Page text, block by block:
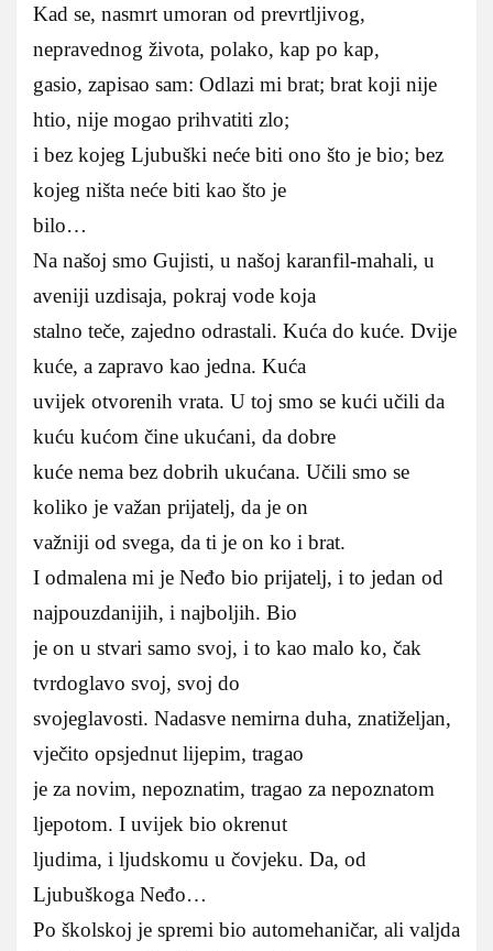
Kad se, nasmrt umoran od prevrtljivog,
nepravednog života, polako, kap po kap,
gasio, zapisao sam: Odlazi mi brat; brat koji nije
htio, nije mogao prihvatiti zlo;
i bez kojeg Ljubuški neće biti ono što je bio; bez
kojeg ništa neće biti kao što je
bilo…
Na našoj smo Gujisti, u našoj karanfil-mahali, u
aveniji uzdisaja, pokraj vode koja
stalno teče, zajedno odrastali. Kuća do kuće. Dvije
kuće, a zapravo kao jedna. Kuća
uvijek otvorenih vrata. U toj smo se kući učili da
kuću kućom čine ukućani, da dobre
kuće nema bez dobrih ukućana. Učili smo se
koliko je važan prijatelj, da je on
važniji od svega, da ti je on ko i brat.
I odmalena mi je Neđo bio prijatelj, i to jedan od
najpouzdanijih, i najboljih. Bio
je on u stvari samo svoj, i to kao malo ko, čak
tvrdoglavo svoj, svoj do
svojeglavosti. Nadasve nemirna duha, znatiželjan,
vječito opsjednut lijepim, tragao
je za novim, nepoznatim, tragao za nepoznatom
ljepotom. I uvijek bio okrenut
ljudima, i ljudskomu u čovjeku. Da, od
Ljubuškoga Neđo…
Po školskoj je spremi bio automehaničar, ali valjda